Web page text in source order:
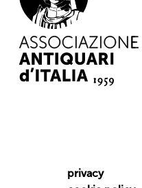
privacy